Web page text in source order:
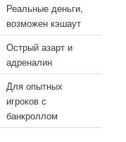
Реальные деньги,
возможен кэшаут
Острый азарт и
адреналин
Для опытных
игроков с
банкроллом